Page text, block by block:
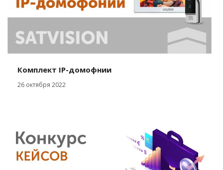
Комплект IP-домофнии
26 октября 2022